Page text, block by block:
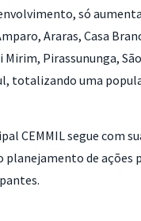
só
Araras, Casa
Mirim, Pirassununga,
totalizando uma
CEMMIL segue com
planejamento de